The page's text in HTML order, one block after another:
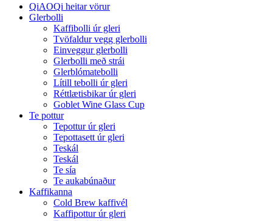
QiAOQi heitar vörur
Glerbolli
Kaffibolli úr gleri
Tvöfaldur vegg glerbolli
Einveggur glerbolli
Glerbolli með strái
Glerblómatebolli
Lítill tebolli úr gleri
Réttlætisbikar úr gleri
Goblet Wine Glass Cup
Te pottur
Tepottur úr gleri
Tepottasett úr gleri
Teskál
Teskál
Te sía
Te aukabúnaður
Kaffikanna
Cold Brew kaffivél
Kaffipottur úr gleri